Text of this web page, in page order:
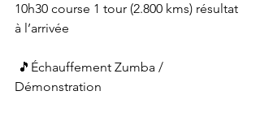
10h30 course 1 tour (2.800 kms) résultat
à l’arrivée
Démonstration